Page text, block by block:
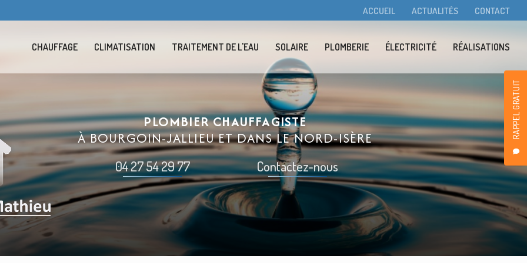
RAPPEL GRATUIT
ACCUEIL ACTUALITÉS
CONTACT
CHAUFFAGE
CLIMATISATION TRAITEMENT DE L'EAU SOLAIRE PLOMBERIE ÉLECTRICITÉ RÉALISATIONS
PLOMBIER CHAUFFAGISTE
À BOURGOIN-JALLIEU ET DANS LENORD-ISÈRE
04 27 54 29 77 Contactez-nous